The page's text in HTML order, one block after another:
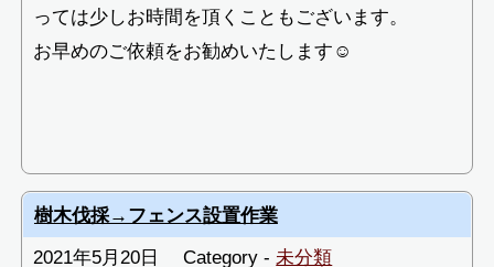
っては少しお時間を頂くこともございます。
お早めのご依頼をお勧めいたします☺
樹木伐採→フェンス設置作業
2021年5月20日
Category - 未分類